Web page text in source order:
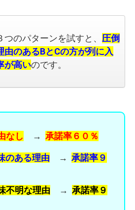
つのパターンを試すと、 圧倒
由のあるBとCの方が列に入
が高いのです。
なし → 承諾率６０％
のある理由 → 承諾率９
不明な理由 → 承諾率９